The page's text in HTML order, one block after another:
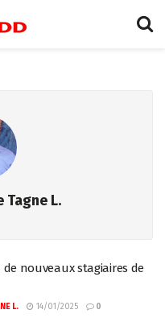
Tagne L.
de nouveaux stagiaires de
L. 14/01/2025 0